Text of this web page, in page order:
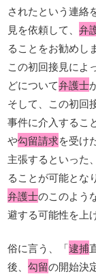
されたという連絡
見を依頼して、弁
ることをお勧めし
この初回接見によ
どについて弁護士
そして、この初回
事件に介入するこ
や勾留請求を受け
主張するといった
ることが可能とな
弁護士のこのよう
避する可能性を上
俗に言う、「逮捕
後、勾留の開始決